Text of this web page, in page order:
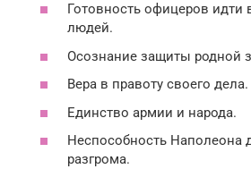
Готовность офицеров идти
людей.
Осознание защиты родной
Вера в правоту своего дела.
Единство армии и народа.
Неспособность Наполеона
разгрома.